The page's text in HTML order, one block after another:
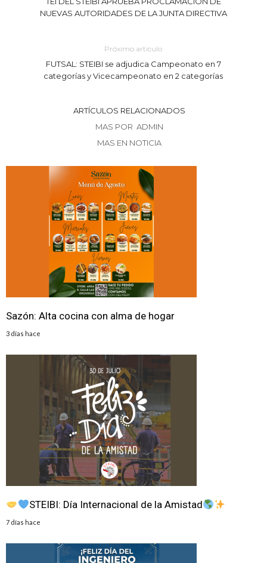
NUEVAS AUTORIDADES DE LA JUNTA DIRECTIVA
Próximo artículo
FUTSAL: STEIBI se adjudica Campeonato en 7
categorías y Vicecampeonato en 2 categorías
ARTÍCULOS RELACIONADOS
MAS POR ADMIN
MAS EN NOTICIA
Sazón: Alta cocina con alma de hogar
3 días hace
STEIBI: Día Internacional de la Amistad
7 días hace